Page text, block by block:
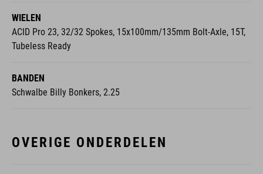
WIELEN
ACID Pro 23, 32/32 Spokes, 15x100mm/135mm Bolt-Axle, 15T,
Tubeless Ready
BANDEN
Schwalbe Billy Bonkers, 2.25
OVERIGE ONDERDELEN